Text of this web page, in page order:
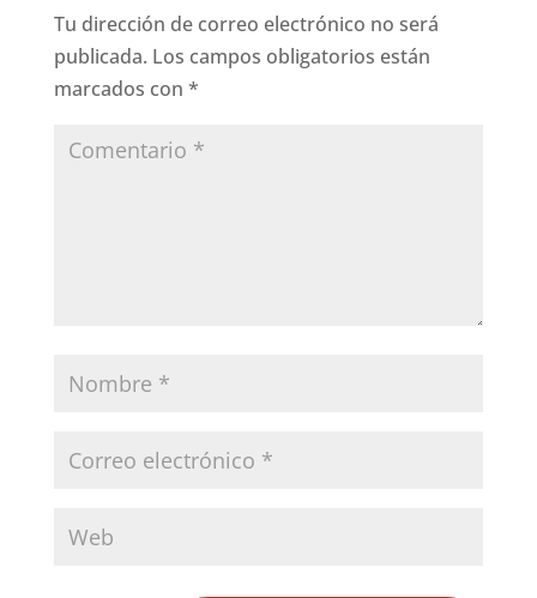
Tu dirección de correo electrónico no será
publicada. Los campos obligatorios están
marcados con *